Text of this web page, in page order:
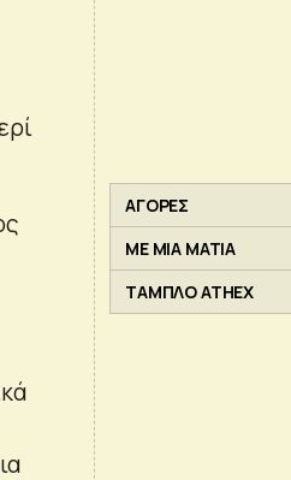
ΑΓΟΡΕΣ
ΜΕ ΜΙΑ ΜΑΤΙΑ
ΤΑΜΠΛΟ ATHEX